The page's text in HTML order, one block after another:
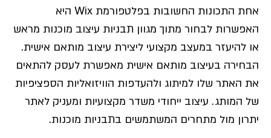
אחת התכונות החשובות בפלטפורמת Wix היא
האפשרות לבחור מתוך מגוון תבניות עיצוב מוכנות מראש
או להיעזר במעצב מקצועי ליצירת עיצוב מותאם אישית.
הבחירה בעיצוב מותאם אישית מאפשרת לעסק להתאים
את האתר שלו למיתוג ולהעדפות הוויזואליות הספציפיות
של המותג. עיצוב ייחודי משדר מקצועיות ומעניק לאתר
יתרון מול מתחרים המשתמשים בתבניות מוכנות.